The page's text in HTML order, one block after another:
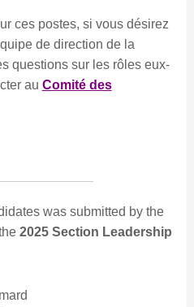
ces postes, si vous désirez
de direction de la
questions sur les rôles eux-
au Comité des
was submitted by the
2025 Section Leadership